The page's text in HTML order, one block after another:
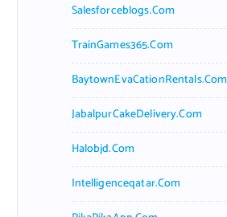
Salesforceblogs.com
TrainGames365.com
BaytownEvaCationRentals.com
JabalpurCakeDelivery.com
Halobjd.com
Intelligenceqatar.com